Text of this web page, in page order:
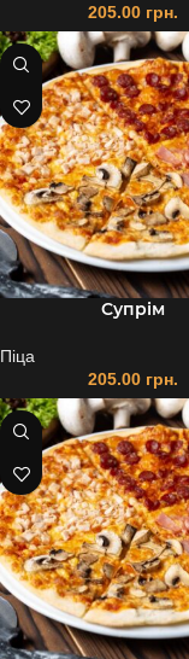
205.00 грн.
Супрім
Піца
205.00 грн.